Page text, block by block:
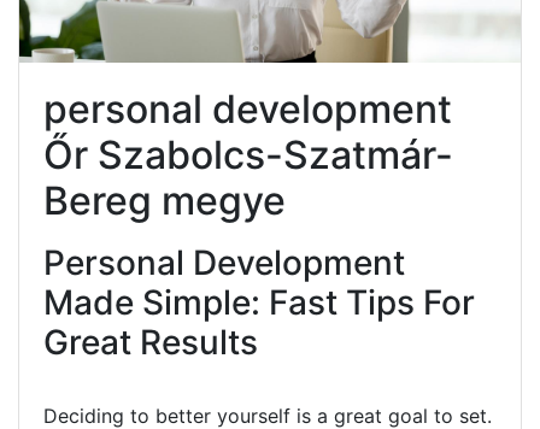
personal development
Őr Szabolcs-Szatmár-
Bereg megye
Personal Development
Made Simple: Fast Tips For
Great Results
Deciding to better yourself is a great goal to set.